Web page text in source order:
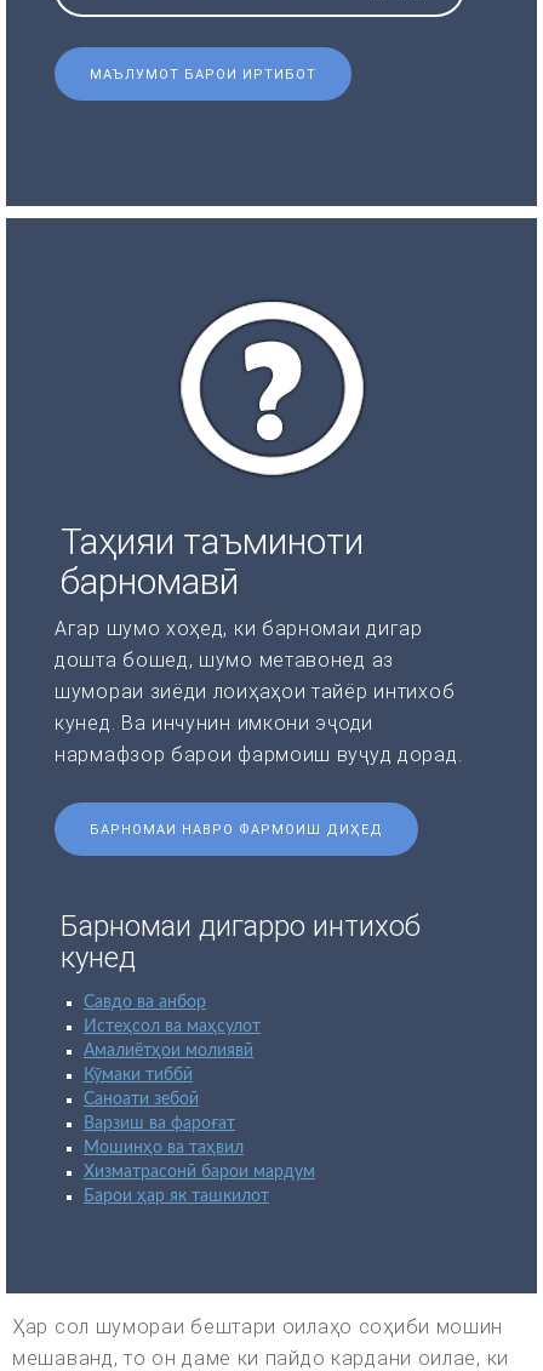
МАЪЛУМОТ БАРОИ ИРТИБОТ
Таҳияи таъминоти
барномавӣ
Агар шумо хоҳед, ки барномаи дигар
дошта бошед, шумо метавонед аз
шумораи зиёди лоиҳаҳои тайёр интихоб
кунед. Ва инчунин имкони эҷоди
нармафзор барои фармоиш вуҷуд дорад.
БАРНОМАИ НАВРО ФАРМОИШ ДИҲЕД
Барномаи дигарро интихоб
кунед
Савдо ва анбор
Истеҳсол ва маҳсулот
Амалиётҳои молиявӣ
Кӯмаки тиббӣ
Саноати зебоӣ
Варзиш ва фароғат
Мошинҳо ва таҳвил
Хизматрасонӣ барои мардум
Барои ҳар як ташкилот
Ҳар сол шумораи бештари оилаҳо соҳиби мошин
мешаванд, то он даме ки пайдо кардани оилае, ки